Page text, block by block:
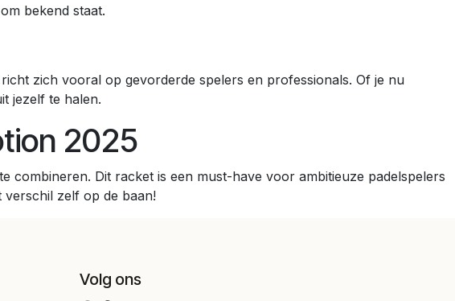
bekend staat.
zich vooral op gevorderde spelers en professionals. Of je nu
jezelf te halen.
2025
combineren. Dit racket is een must-have voor ambitieuze padelspelers
verschil zelf op de baan!
Volg ons